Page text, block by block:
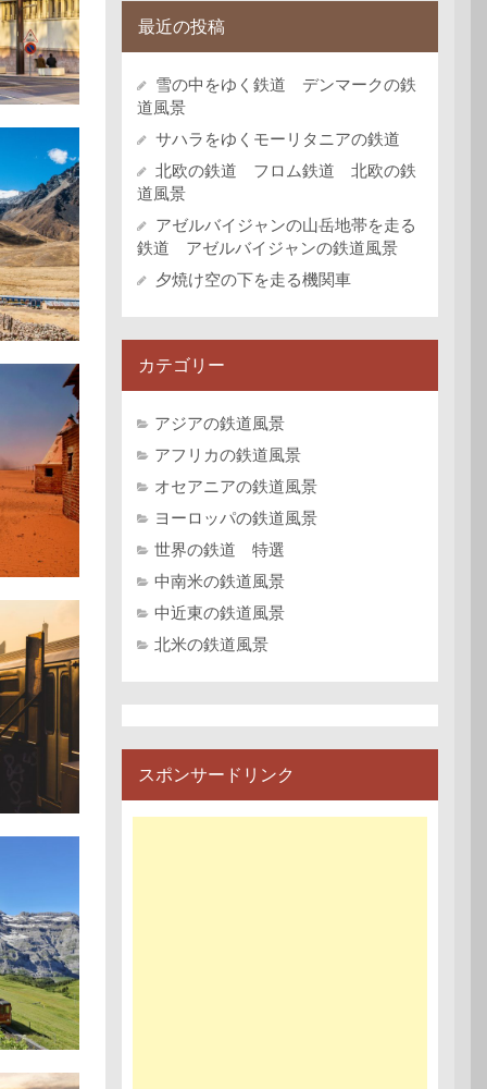
最近の投稿
雪の中をゆく鉄道 デンマークの鉄
道風景
サハラをゆくモーリタニアの鉄道
北欧の鉄道 フロム鉄道 北欧の鉄
道風景
アゼルバイジャンの山岳地帯を走る
鉄道 アゼルバイジャンの鉄道風景
夕焼け空の下を走る機関車
カテゴリー
アジアの鉄道風景
アフリカの鉄道風景
オセアニアの鉄道風景
ヨーロッパの鉄道風景
世界の鉄道 特選
中南米の鉄道風景
中近東の鉄道風景
北米の鉄道風景
スポンサードリンク